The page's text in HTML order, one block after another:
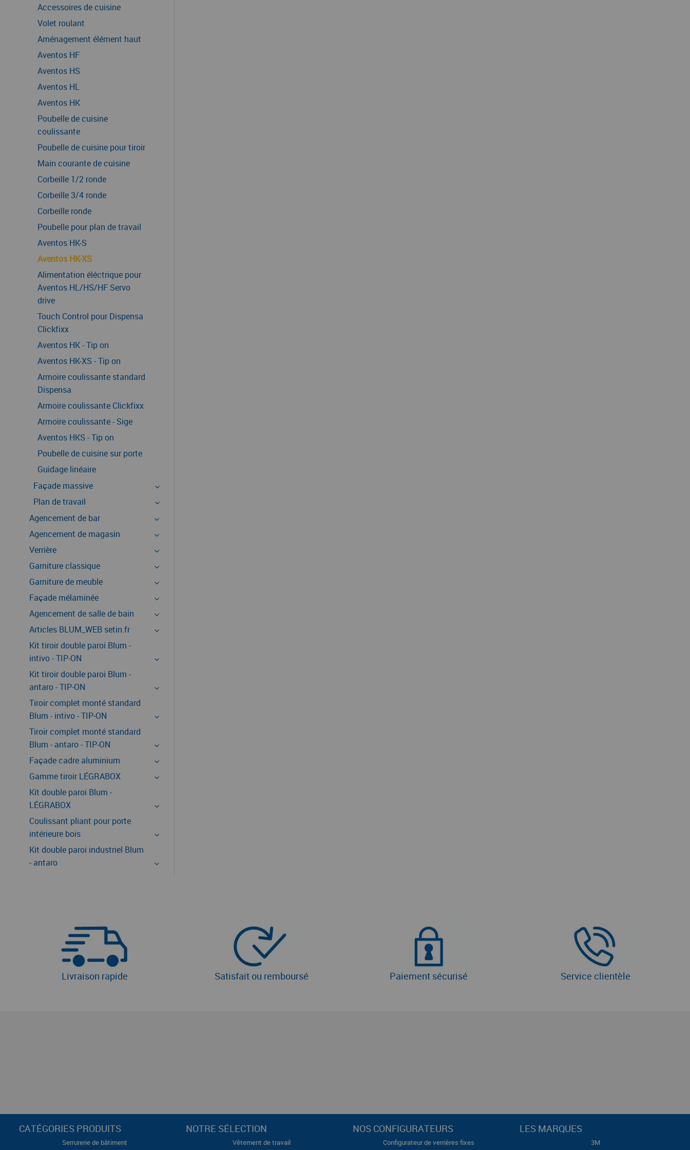
Accessoires de cuisine
Volet roulant
Aménagement élément haut
Aventos HF
Aventos HS
Aventos HL
Aventos HK
Poubelle de cuisine
coulissante
Poubelle de cuisine pour tiroir
Main courante de cuisine
Corbeille 1/2 ronde
Corbeille 3/4 ronde
Corbeille ronde
Poubelle pour plan de travail
Aventos HK-S
Aventos HK-XS
Alimentation éléctrique pour
Aventos HL/HS/HF Servo
drive
Touch Control pour Dispensa
Clickfixx
Aventos HK - Tip on
Aventos HK-XS - Tip on
Armoire coulissante standard
Dispensa
Armoire coulissante Clickfixx
Armoire coulissante - Sige
Aventos HKS - Tip on
Poubelle de cuisine sur porte
Guidage linéaire
Façade massive
Plan de travail
Agencement de bar
Agencement de magasin
Verrière
Garniture classique
Garniture de meuble
Façade mélaminée
Agencement de salle de bain
Articles BLUM_WEB setin.fr
Kit tiroir double paroi Blum -
intivo - TIP-ON
Kit tiroir double paroi Blum -
antaro - TIP-ON
Tiroir complet monté standard
Blum - intivo - TIP-ON
Tiroir complet monté standard
Blum - antaro - TIP-ON
Façade cadre aluminium
Gamme tiroir LÉGRABOX
Kit double paroi Blum -
LÉGRABOX
Coulissant pliant pour porte
intérieure bois
Kit double paroi industriel Blum
- antaro
Livraison rapide Satisfait ou remboursé Paiement sécurisé Service clientèle
CATÉGORIES PRODUITS
Serrurerie de bâtiment
NOTRE SÉLECTION
Vêtement de travail
NOS CONFIGURATEURS
Configurateur de verrières fixes
LES MARQUES
3M